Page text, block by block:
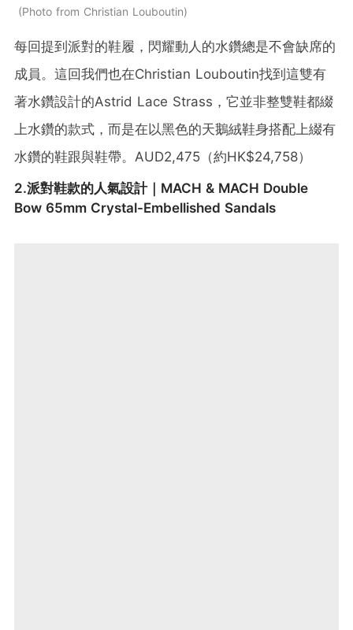
Photo from Christian Louboutin
每回提到派對的鞋履，閃耀動人的水鑽總是不會缺席的
成員。這回我們也在Christian Louboutin找到這雙有
著水鑽設計的Astrid Lace Strass，它並非整雙鞋都綴
上水鑽的款式，而是在以黑色的天鵝絨鞋身搭配上綴有
水鑽的鞋跟與鞋帶。AUD2,475（約HK$24,758）
2.派對鞋款的人氣設計｜MACH & MACH Double
Bow 65mm Crystal-Embellished Sandals